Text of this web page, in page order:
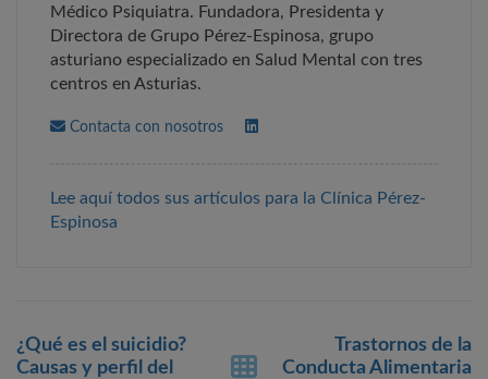
Médico Psiquiatra. Fundadora, Presidenta y
Directora de Grupo Pérez-Espinosa, grupo
asturiano especializado en Salud Mental con tres
centros en Asturias.
Contacta con nosotros
Lee aquí todos sus artículos para la Clínica Pérez-
Espinosa
navigation
¿Qué es el suicidio?
Causas y perfil del
Trastornos de la
Conducta Alimentaria